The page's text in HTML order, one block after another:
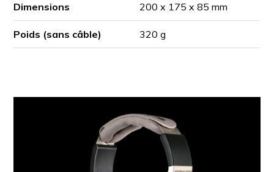
Dimensions 200 x 175 x 85 mm
Poids (sans câble) 320 g